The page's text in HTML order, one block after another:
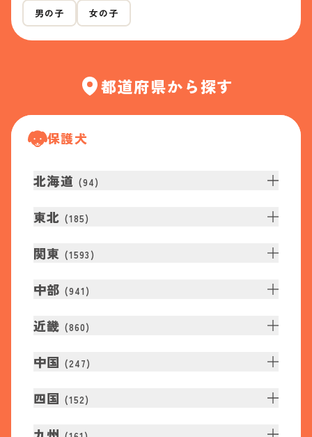
男の子 女の子
都道府県から探す
保護犬
北海道 (94)
東北 (185)
関東 (1593 )
中部 (941 )
近畿 (860)
中国 (247)
四国 (152)